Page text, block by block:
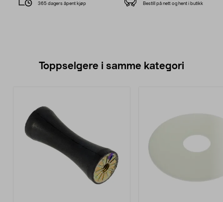
365 dagers åpent kjøp Bestill på nett og hent i butikk
Toppselgere i samme kategori